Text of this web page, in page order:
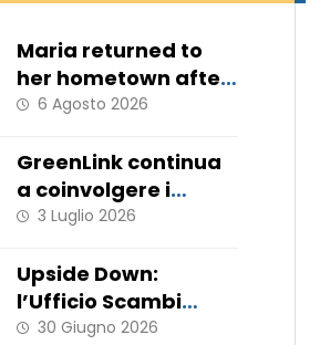
Maria returned to
her hometown after
11 months
6 Agosto 2026
GreenLink continua
a coinvolgere i
giovani!
3 Luglio 2026
Upside Down:
l’Ufficio Scambi
Europei porta in
30 Giugno 2026